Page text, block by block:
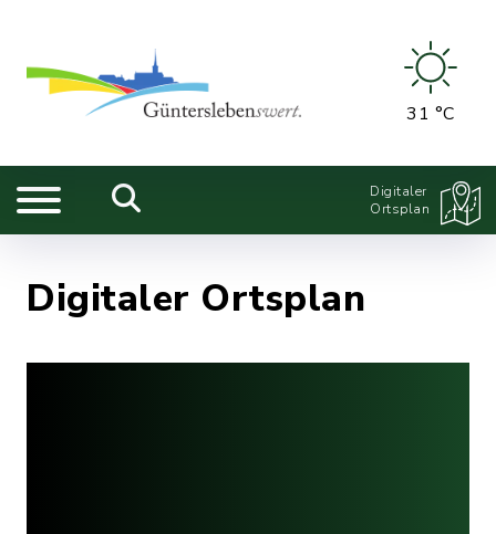
31 °C
Digitaler
Ortsplan
Digitaler Ortsplan